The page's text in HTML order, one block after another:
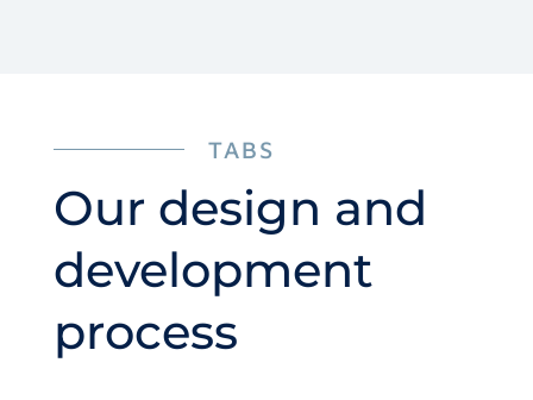
TABS
Our design and
development
process